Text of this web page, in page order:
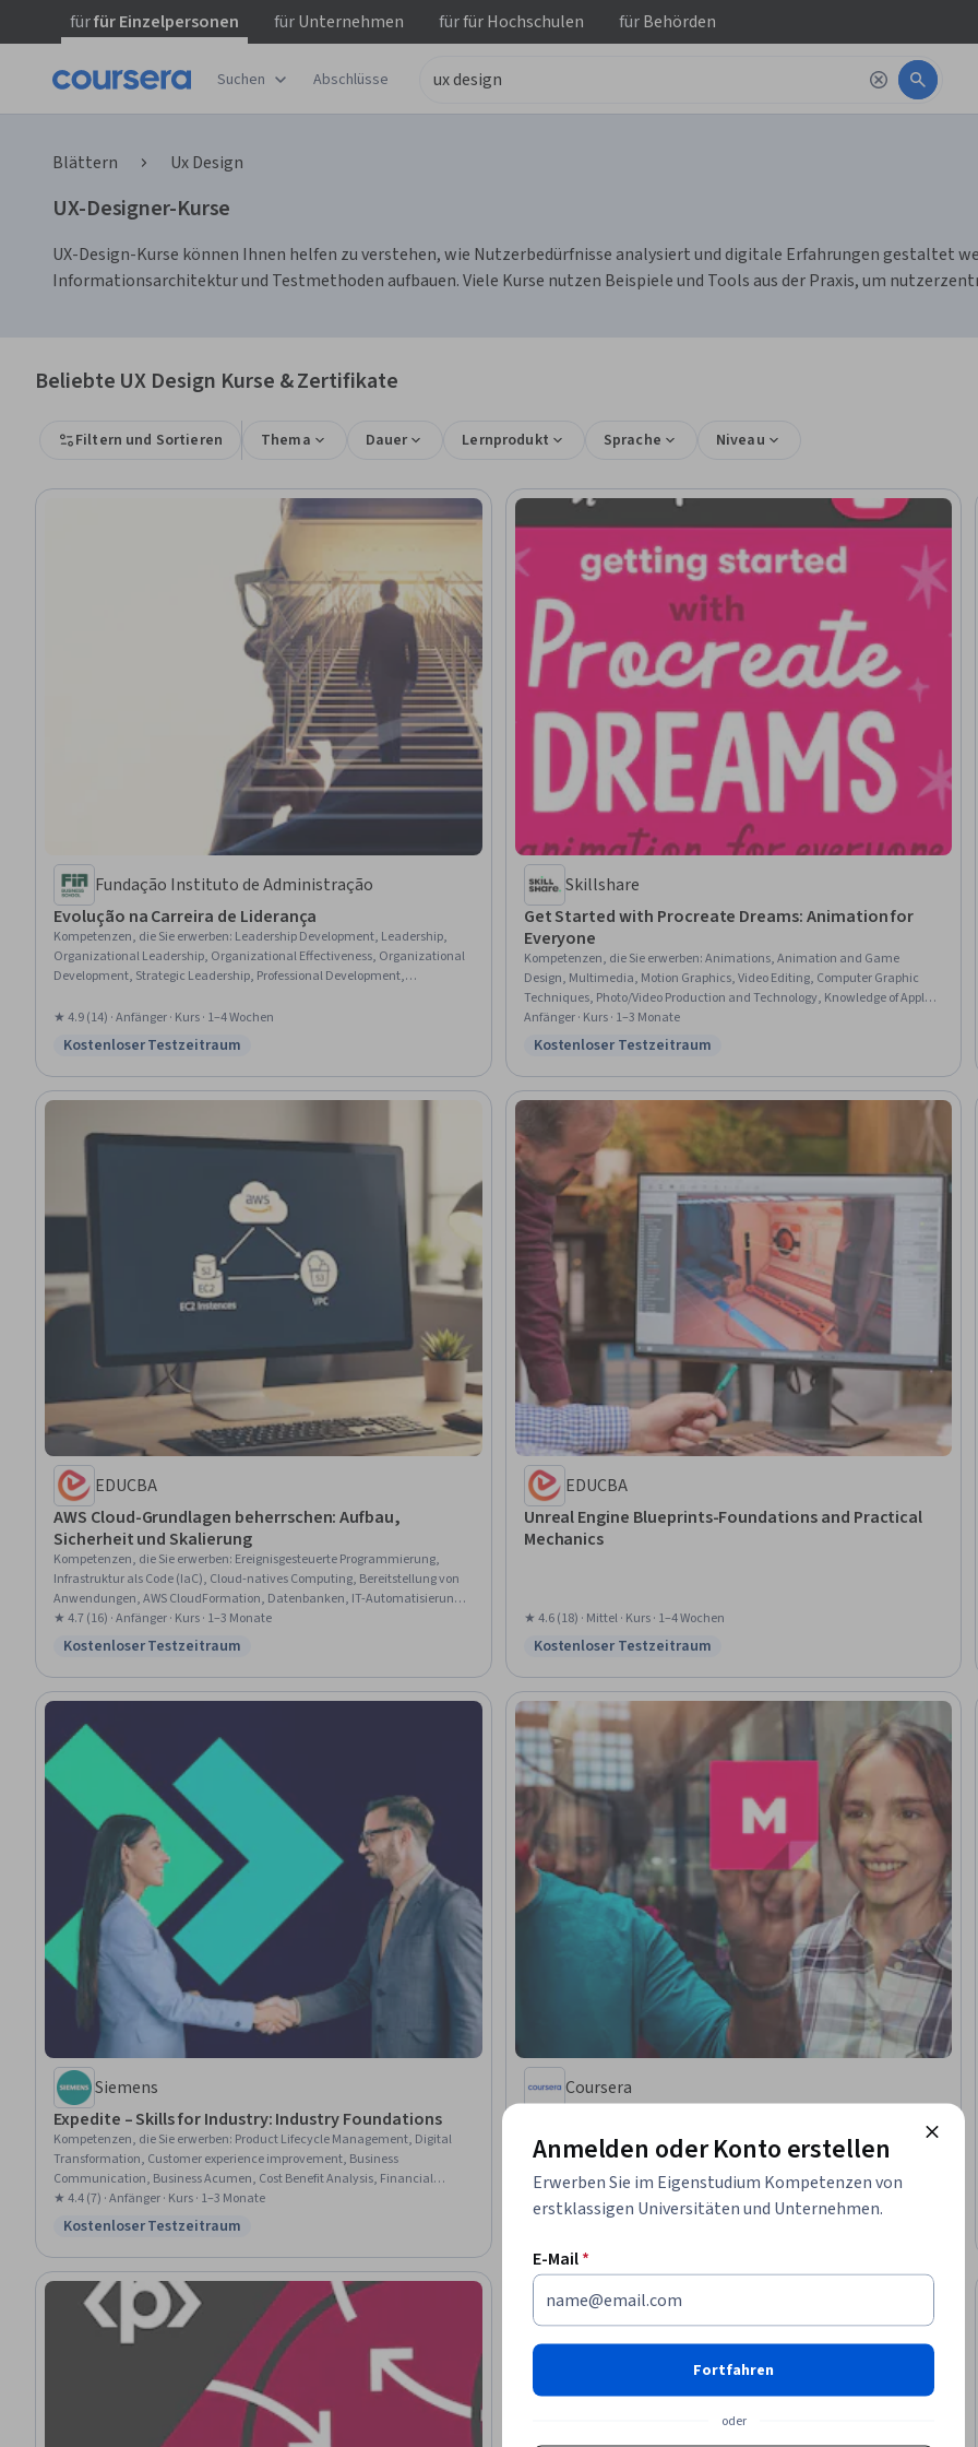
fürfür Einzelpersonen fürUnternehmen fürfür Hochschulen fürBehörden
Suchen Abschlüsse
Blättern Ux Design
UX-Designer-Kurse
UX-Design-Kurse können Ihnen helfen zu verstehen, wie Nutzerbedürfnisse analysiert und digitale Erfahrungen gestaltet
Informationsarchitektur und Testmethoden aufbauen. Viele Kurse nutzen Beispiele und Tools aus der Praxis, um
Beliebte UX Design Kurse & Zertifikate
Filtern und Sortieren Thema Dauer Lernprodukt Sprache Niveau
Fundação Instituto de Administração
Evolução na Carreira de Liderança
Kompetenzen, die Sie erwerben: Leadership Development, Leadership,
Organizational Leadership, Organizational Effectiveness, Organizational
Development, Strategic Leadership, Professional Development,
Making, Operational Excellence, Stakeholder Management, Adaptability
★ 4.9 (14) · Anfänger · Kurs · 1–4 Wochen
Status: Kostenloser Testzeitraum
Kostenloser Testzeitraum
Skillshare
Get Started with Procreate Dreams: Animation for
Everyone
Kompetenzen, die Sie erwerben:Animations, Animation and Game
Design, Multimedia, Motion Graphics, Video Editing, Computer Graphic
Techniques, Photo/Video Production and Technology, Knowledge of Apple
Software, Graphics Software, Data Import/Export, User Interface (UI),
Timelines, File Management
Anfänger · Kurs · 1–3 Monate
Status: Kostenloser Testzeitraum
Kostenloser Testzeitraum
EDUCBA
AWS Cloud-Grundlagen beherrschen: Aufbau,
Sicherheit und Skalierung
Kompetenzen, die Sie erwerben: Ereignisgesteuerte Programmierung,
Infrastruktur als Code (IaC), Cloud-natives Computing, Bereitstellung von
Anwendungen, AWS CloudFormation, Datenbanken, IT-Automatisierung,
Beglaubigungen, Cloud-Bereitstellung, Benutzerbereitstellung, Cloud-
Sicherheit, Cloud-Lösungen, Datenbank-Systeme
★ 4.7 (16) · Anfänger · Kurs · 1–3 Monate
Status: Kostenloser Testzeitraum
Kostenloser Testzeitraum
EDUCBA
Unreal Engine Blueprints-Foundations and Practical
Mechanics
★ 4.6 (18) · Mittel · Kurs · 1–4 Wochen
Status: Kostenloser Testzeitraum
Kostenloser Testzeitraum
Siemens
Expedite – Skills for Industry: Industry Foundations
Kompetenzen, die Sie erwerben: Product Lifecycle Management, Digital
Transformation, Customer experience improvement, Business
Communication, Business Acumen, Cost Benefit Analysis, Financial
Acumen, Customer Relationship Building, Stakeholder Communications,
Cross-Functional Collaboration, Innovation, Strategic Decision-Making
★ 4.4 (7) · Anfänger · Kurs · 1–3 Monate
Status: Kostenloser Testzeitraum
Kostenloser Testzeitraum
Coursera
Kompetenzen, die Sie erwerben
Collaborative Software, Productivity
Software, Telecommuting, Virtual Teams, Team Building, Organizational
Skills, User Accounts, Brainstorming, Data Visualization, Business Strategy
★ 3.9 (9) · Anfänger · angeleitetes Projekt · Weniger als 2 Stunden
Anmelden oder Konto erstellen
Erwerben Sie im Eigenstudium Kompetenzen von
erstklassigen Universitäten und Unternehmen.
E-Mail*
Fortfahren
oder